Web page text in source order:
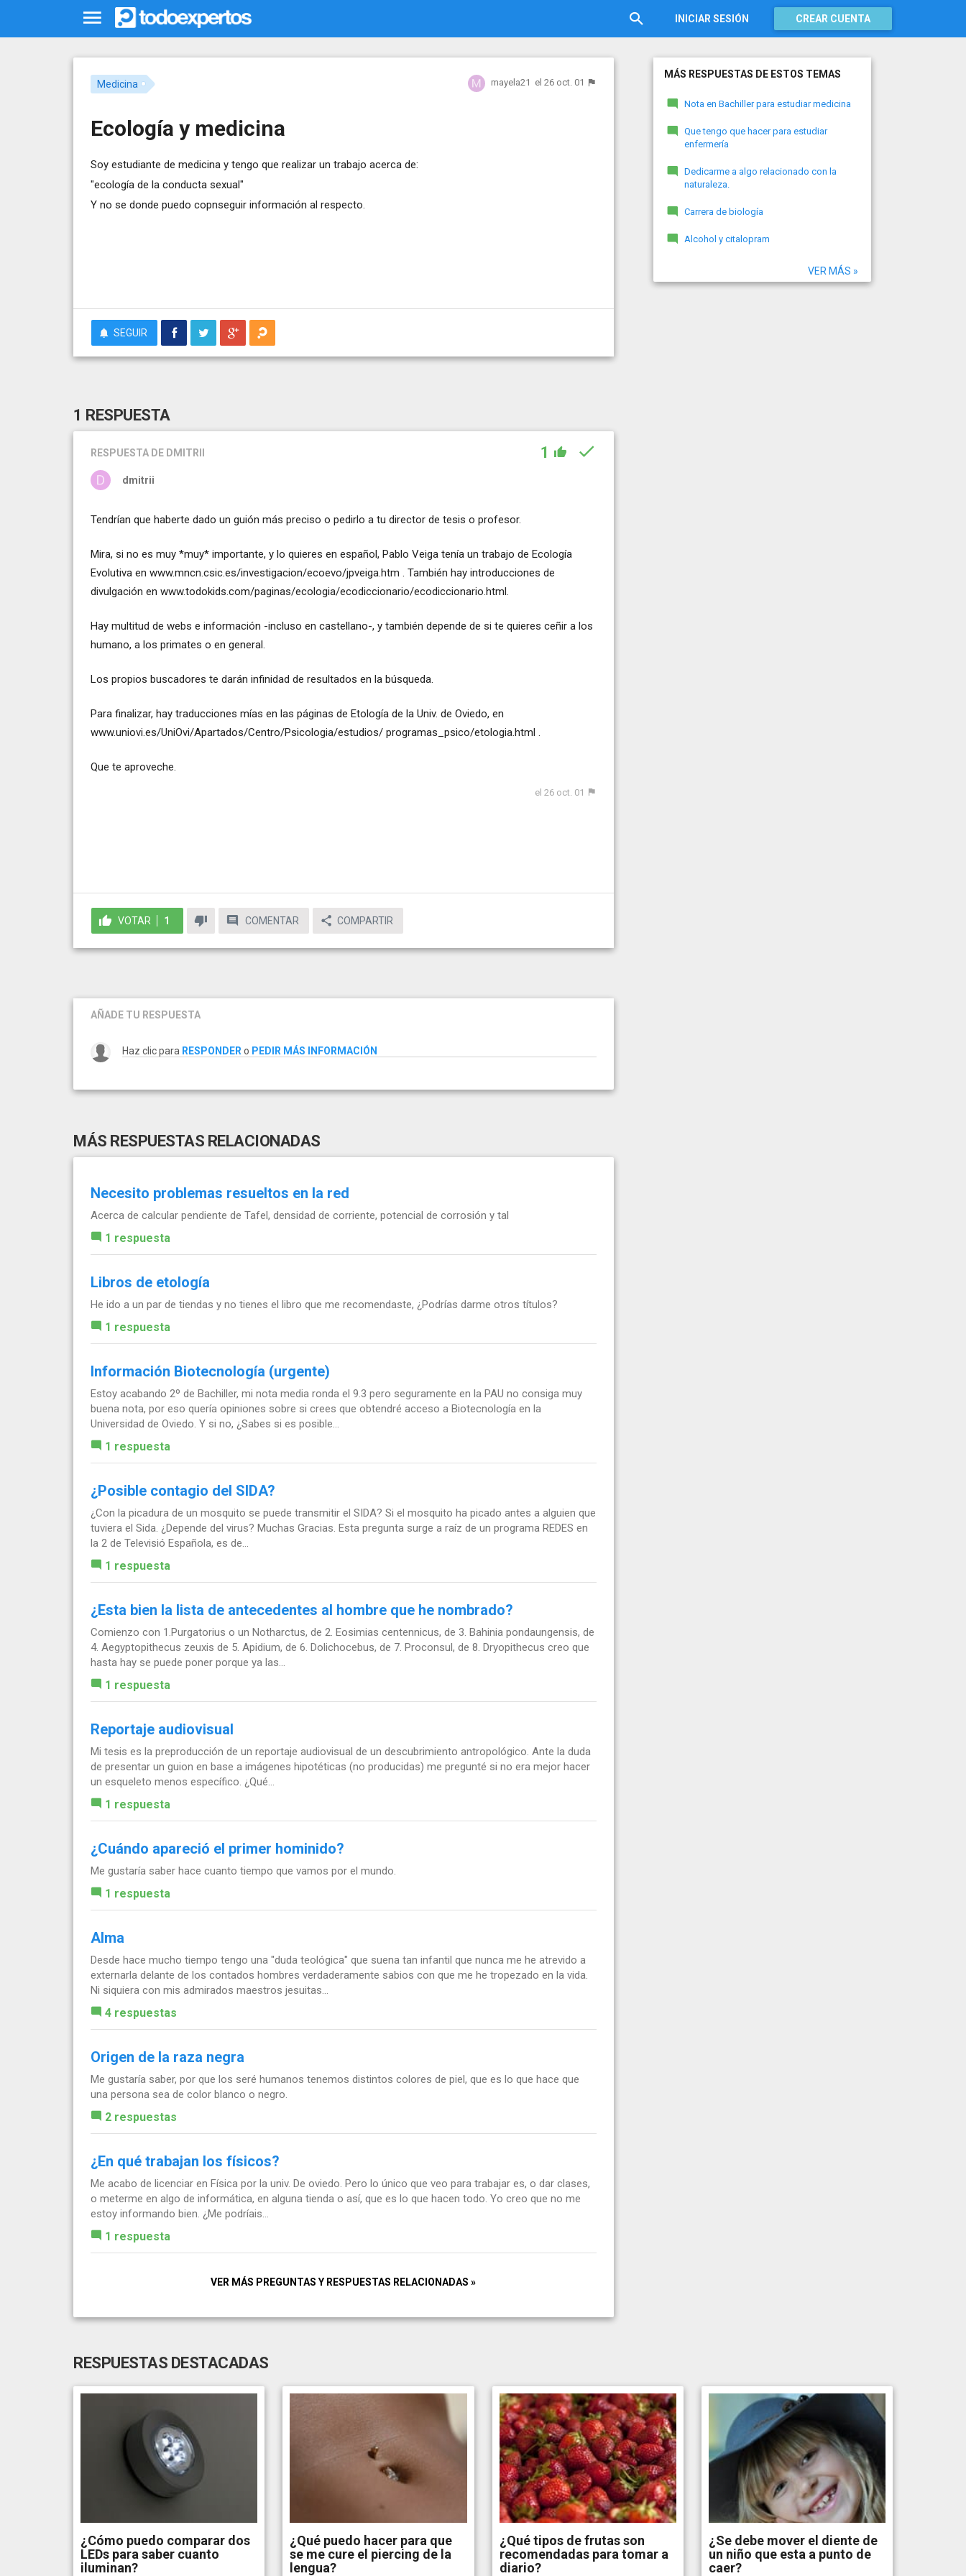
INICIAR SESIÓN CREAR CUENTA
Medicina mayela21 el 26 oct. 01
Ecología y medicina
Soy estudiante de medicina y tengo que realizar un trabajo acerca de:
"ecología de la conducta sexual"
Y no se donde puedo copnseguir información al respecto.
SEGUIR
1 RESPUESTA
RESPUESTA DE DMITRII 1
dmitrii
Tendrían que haberte dado un guión más preciso o pedirlo a tu director de tesis o profesor.
Mira, si no es muy *muy* importante, y lo quieres en español, Pablo Veiga tenía un trabajo de Ecología
Evolutiva en www.mncn.csic.es/investigacion/ecoevo/jpveiga.htm . También hay introducciones de
divulgación en www.todokids.com/paginas/ecologia/ecodiccionario/ecodiccionario.html.
Hay multitud de webs e información -incluso en castellano-, y también depende de si te quieres ceñir a los
humano, a los primates o en general.
Los propios buscadores te darán infinidad de resultados en la búsqueda.
Para finalizar, hay traducciones mías en las páginas de Etología de la Univ. de Oviedo, en
www.uniovi.es/UniOvi/Apartados/Centro/Psicologia/estudios/ programas_psico/etologia.html .
Que te aproveche.
el 26 oct. 01
VOTAR 1 COMENTAR COMPARTIR
AÑADE TU RESPUESTA
Haz clic para RESPONDER o PEDIR MÁS INFORMACIÓN
MÁS RESPUESTAS RELACIONADAS
Necesito problemas resueltos en la red
Acerca de calcular pendiente de Tafel, densidad de corriente, potencial de corrosión y tal
1 respuesta
Libros de etología
He ido a un par de tiendas y no tienes el libro que me recomendaste, ¿Podrías darme otros títulos?
1 respuesta
Información Biotecnología (urgente)
Estoy acabando 2º de Bachiller, mi nota media ronda el 9.3 pero seguramente en la PAU no consiga muy
buena nota, por eso quería opiniones sobre si crees que obtendré acceso a Biotecnología en la
Universidad de Oviedo. Y si no, ¿Sabes si es posible...
1 respuesta
¿Posible contagio del SIDA?
¿Con la picadura de un mosquito se puede transmitir el SIDA? Si el mosquito ha picado antes a alguien que
tuviera el Sida. ¿Depende del virus? Muchas Gracias. Esta pregunta surge a raíz de un programa REDES en
la 2 de Televisió Española, es de...
1 respuesta
¿Esta bien la lista de antecedentes al hombre que he nombrado?
Comienzo con 1.Purgatorius o un Notharctus, de 2. Eosimias centennicus, de 3. Bahinia pondaungensis, de
4. Aegyptopithecus zeuxis de 5. Apidium, de 6. Dolichocebus, de 7. Proconsul, de 8. Dryopithecus creo que
hasta hay se puede poner porque ya las...
1 respuesta
Reportaje audiovisual
Mi tesis es la preproducción de un reportaje audiovisual de un descubrimiento antropológico. Ante la duda
de presentar un guion en base a imágenes hipotéticas (no producidas) me pregunté si no era mejor hacer
un esqueleto menos específico. ¿Qué...
1 respuesta
¿Cuándo apareció el primer hominido?
Me gustaría saber hace cuanto tiempo que vamos por el mundo.
1 respuesta
Alma
Desde hace mucho tiempo tengo una "duda teológica" que suena tan infantil que nunca me he atrevido a
externarla delante de los contados hombres verdaderamente sabios con que me he tropezado en la vida.
Ni siquiera con mis admirados maestros jesuitas...
4 respuestas
Origen de la raza negra
Me gustaría saber, por que los seré humanos tenemos distintos colores de piel, que es lo que hace que
una persona sea de color blanco o negro.
2 respuestas
¿En qué trabajan los físicos?
Me acabo de licenciar en Física por la univ. De oviedo. Pero lo único que veo para trabajar es, o dar clases,
o meterme en algo de informática, en alguna tienda o así, que es lo que hacen todo. Yo creo que no me
estoy informando bien. ¿Me podríais...
1 respuesta
VER MÁS PREGUNTAS Y RESPUESTAS RELACIONADAS »
MÁS RESPUESTAS DE ESTOS TEMAS
Nota en Bachiller para estudiar medicina
Que tengo que hacer para estudiar
enfermería
Dedicarme a algo relacionado con la
naturaleza.
Carrera de biología
Alcohol y citalopram
VER MÁS »
RESPUESTAS DESTACADAS
¿Cómo puedo comparar dos
LEDs para saber cuanto
iluminan?
¿Qué puedo hacer para que
se me cure el piercing de la
lengua?
¿Qué tipos de frutas son
recomendadas para tomar a
diario?
¿Se debe mover el diente de
un niño que esta a punto de
caer?